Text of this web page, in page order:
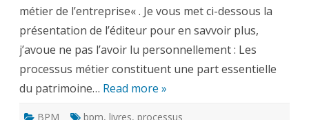
métier de l’entreprise« . Je vous met ci-dessous la
présentation de l’éditeur pour en savvoir plus,
j’avoue ne pas l’avoir lu personnellement : Les
processus métier constituent une part essentielle
du patrimoine… Read more »
BPM bpm, livres, processus